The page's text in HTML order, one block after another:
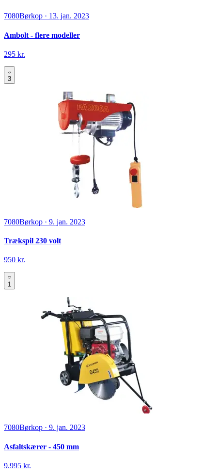
7080Børkop · 13. jan. 2023
Ambolt - flere modeller
295 kr.
3
7080Børkop · 9. jan. 2023
Trækspil 230 volt
950 kr.
1
7080Børkop · 9. jan. 2023
Asfaltskærer - 450 mm
9.995 kr.